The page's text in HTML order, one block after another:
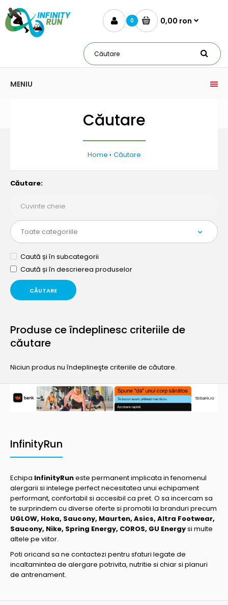
0 0,00 ron
MENIU
Căutare
Home Căutare
Căutare:
Caută și în subcategorii
Caută și în descrierea produselor
Produse ce îndeplinesc criteriile de
căutare
Niciun produs nu îndeplineşte criteriile de căutare.
InfinityRun
Echipa InfinityRuneste permanent implicata in fenomenul
alergarii si intelege perfect necesitatea unui echipament
performant, confortabil si accesibil ca pret. O sa incercam sa
te surprindem cu diverse oferte si promotii la branduri precum
UGLOW, Hoka, Saucony, Maurten, Asics, Altra Footwear,
Saucony, Nike, Spring Energy, COROS, GU Energysi multe
altele pe viitor.
Poti oricand sa ne contactezi pentru sfaturi legate de
incaltamintea de alergare potrivita, nutritie si chiar si planuri
de antrenament.